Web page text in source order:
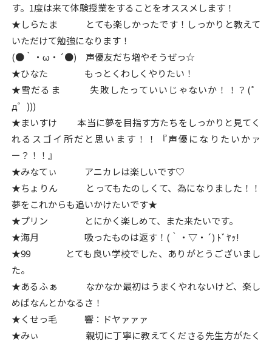
す。1度は来て体験授業をすることをオススメします！
★しらたま とても楽しかったです！しっかりと教えて
いただけて勉強になります！
(●｀・ω・´●) 声優友だち増やそうぜっ☆
★ひなた もっとくわしくやりたい！
★雪だるま 失敗したっていいじゃないか！！？(゜
д゜)))
★まいすけ 本当に夢を目指す方たちをしっかりと見てく
れるスゴイ所だと思います！！『声優になりたいかァ
ー？！！』
★みなてぃ アニカレは楽しいです♡
★ちょりん とってもたのしくて、為になりました！！
夢をこれからも追いかけたいです★
★プリン とにかく楽しめて、また来たいです。
★海月 吸ったものは返す！(｀・▽・´) ﾄﾞﾔｯ!
★99 とても良い学校でした、ありがとうございまし
た。
★あるふぁ なかなか最初はうまくやれないけど、楽し
めばなんとかなるさ！
★くせっ毛 響：ドヤァァァ
★みぃ 親切に丁寧に教えてくださる先生方がたく